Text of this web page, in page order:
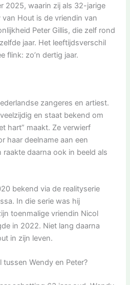
2025, waarin zij als 32-jarige
Hout is de vriendin van
Peter Gillis, die zelf rond
jaar. Het leeftijdsverschil
flink: zo’n dertig jaar.
zangeres en artiest.
en staat bekend om
hart” maakt. Ze verwierf
haar deelname aan een
daarna ook in beeld als
bekend via de realityserie
In die serie was hij
toenmalige vriendin Nicol
in 2022. Niet lang daarna
in zijn leven.
Wendy en Peter?